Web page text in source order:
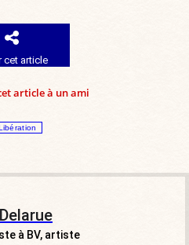
cet article
article à un ami
Libération
à BV, artiste